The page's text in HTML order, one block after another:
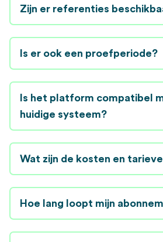
Zijn er referenties
Is er ook een proefperiode?
Is het platform compatibel
huidige systeem?
Wat zijn de kosten en
Hoe lang loopt mijn